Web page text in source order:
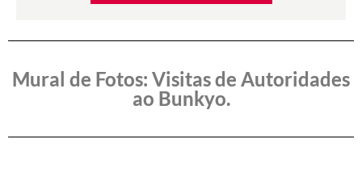
Mural de Fotos: Visitas de Autoridades
ao Bunkyo.